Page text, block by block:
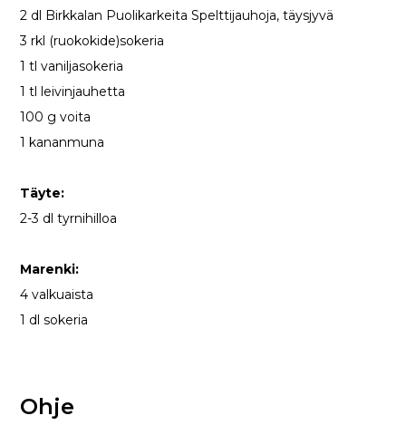
2 dl Birkkalan Puolikarkeita Spelttijauhoja, täysjyvä
3 rkl (ruokokide)sokeria
1 tl vaniljasokeria
1 tl leivinjauhetta
100 g voita
1 kananmuna
Täyte:
2-3 dl tyrnihilloa
Marenki:
4 valkuaista
1 dl sokeria
Ohje